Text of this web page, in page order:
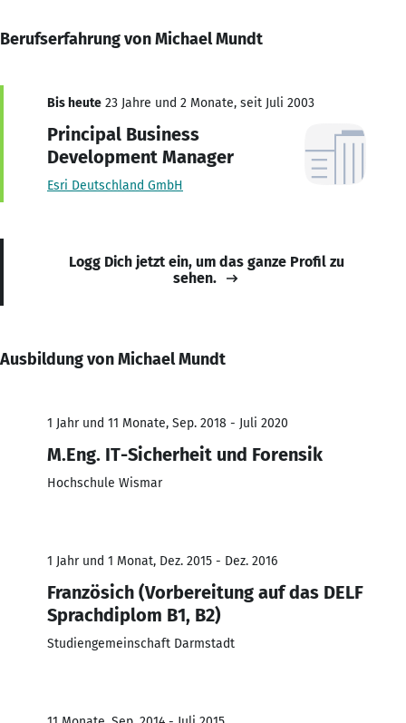
Berufserfahrung von Michael Mundt
Bis heute 23 Jahre und 2 Monate, seit Juli 2003
Principal Business
Development Manager
Esri Deutschland GmbH
Logg Dich jetzt ein, um das ganze Profil zu
sehen.
Ausbildung von Michael Mundt
1 Jahr und 11 Monate, Sep. 2018 - Juli 2020
M.Eng. IT-Sicherheit und Forensik
Hochschule Wismar
1 Jahr und 1 Monat, Dez. 2015 - Dez. 2016
Französich (Vorbereitung auf das DELF
Sprachdiplom B1, B2)
Studiengemeinschaft Darmstadt